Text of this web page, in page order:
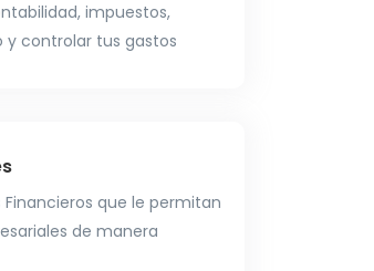
impuestos,
y controlar tus gastos
que le permitan
de manera